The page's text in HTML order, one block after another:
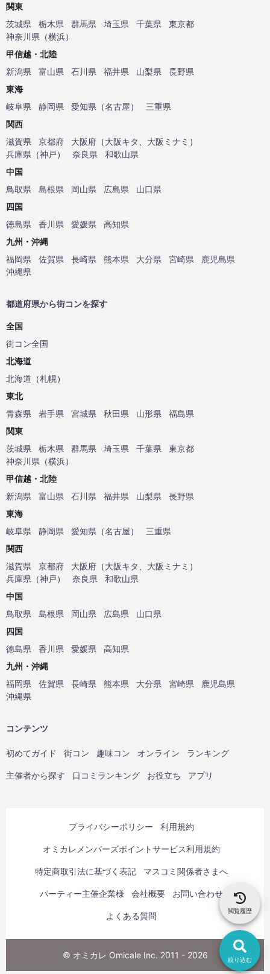
絞り込む
閲覧履歴
関東
茨城県
栃木県 群馬県 埼玉県 千葉県
東京都
神奈川県 （横浜）
甲信越・北陸
新潟県
富山県 石川県 福井県 山梨県
長野県
東海
岐阜県
静岡県 愛知県 （名古屋）
三重県
関西
滋賀県
京都府 大阪府 （大阪キタ 大阪ミナミ ）
兵庫県 （神戸） 奈良県
和歌山県
中国
鳥取県
島根県 岡山県 広島県
山口県
四国
徳島県
香川県 愛媛県
高知県
九州・沖縄
福岡県
佐賀県 長崎県 熊本県 大分県 宮崎県
鹿児島県
沖縄県
都道府県から街コンを探す
全国
街コン全国
北海道
北海道 （札幌）
東北
青森県
岩手県 宮城県 秋田県 山形県
福島県
関東
茨城県
栃木県 群馬県 埼玉県 千葉県
東京都
神奈川県 （横浜）
甲信越・北陸
新潟県
富山県 石川県 福井県 山梨県
長野県
東海
岐阜県
静岡県 愛知県 （名古屋）
三重県
関西
滋賀県
京都府 大阪府 （大阪キタ 大阪ミナミ ）
兵庫県 （神戸） 奈良県
和歌山県
中国
鳥取県
島根県 岡山県 広島県
山口県
四国
徳島県
香川県 愛媛県
高知県
九州・沖縄
福岡県
佐賀県 長崎県 熊本県 大分県 宮崎県
鹿児島県
沖縄県
コンテンツ
初めてガイド 街コン 趣味コン オンライン ランキング
主催者から探す 口コミランキング お役立ち アプリ
プライバシーポリシー 利用規約
オミカレメンバーズポイントサービス利用規約
特定商取引法に基づく表記 マスコミ関係者さまへ
パーティー主催企業様 会社概要 お問い合わせ
よくある質問
© オミカレ Omicale Inc. 2011 - 2026